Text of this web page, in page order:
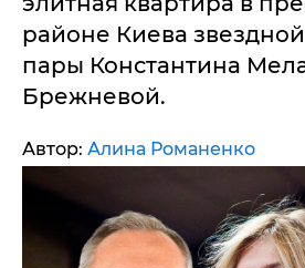
районе Киева
пары Константина
Брежневой.
Автор: Алина Романенко